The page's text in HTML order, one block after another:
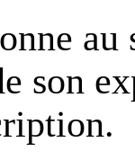
au
son